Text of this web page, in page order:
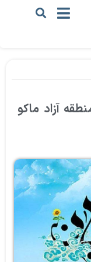
آزاد ماکو